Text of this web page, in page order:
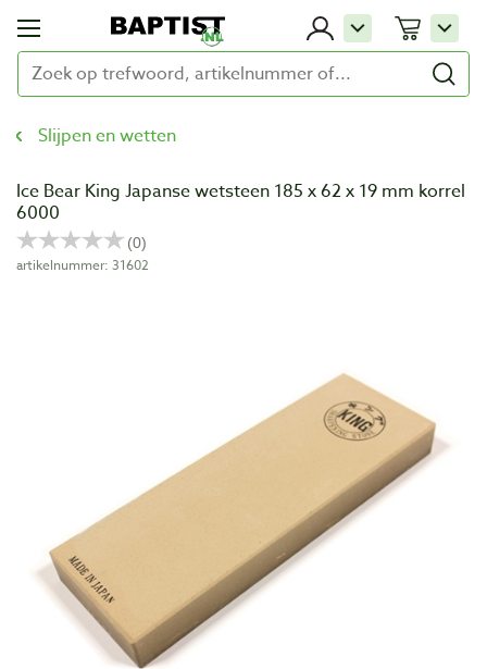
Slijpen en wetten
Ice Bear King Japanse wetsteen 185 x 62 x 19 mm korrel
6000
artikelnummer: 31602